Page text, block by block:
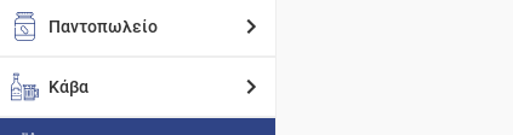
Παντοπωλείο
Κάβα